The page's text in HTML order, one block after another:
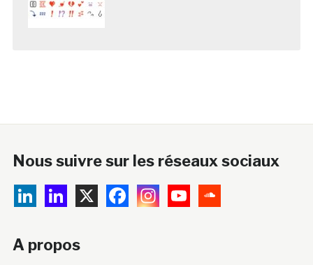
Nous suivre sur les réseaux sociaux
A propos